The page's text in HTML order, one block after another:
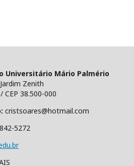
Universitário Mário Palmério
Zenith
38.500-000
cristsoares@hotmail.com
5272